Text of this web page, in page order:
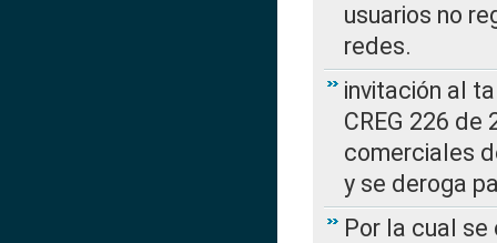
usuarios no
redes.
invitación al
CREG 226
comerciales
y se deroga
Por la cual